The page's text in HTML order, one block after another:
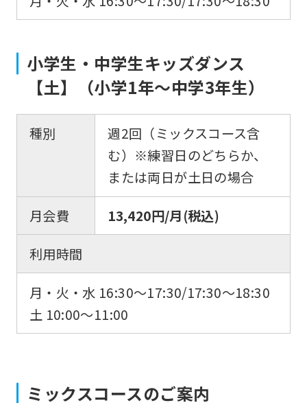
小学生・中学生キッズダンス
【土】（小学1年〜中学3年生）
種別
週2回（ミックスコース含
む）※練習日のどちらか、
または両日が土日の場合
月会費
13,420円/月(税込)
利用時間
月・火・水 16:30〜17:30/17:30〜18:30
土 10:00〜11:00
ミックスコースのご案内
For